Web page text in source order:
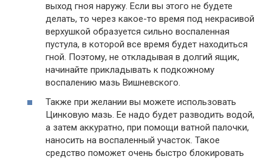
выход гноя наружу. Если вы этого не будете
делать, то через какое-то время под некрасивой
верхушкой образуется сильно воспаленная
пустула, в которой все время будет находиться
гной. Поэтому, не откладывая в долгий ящик,
начинайте прикладывать к подкожному
воспалению мазь Вишневского.
Также при желании вы можете использовать
Цинковую мазь. Ее надо будет разводить водой,
а затем аккуратно, при помощи ватной палочки,
наносить на воспаленный участок. Такое
средство поможет очень быстро блокировать